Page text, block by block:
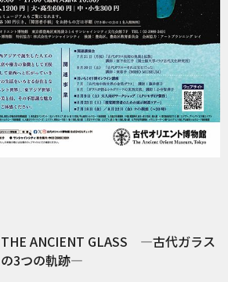
THE ANCIENT GLASS ―古代ガラス
の3つの軌跡―